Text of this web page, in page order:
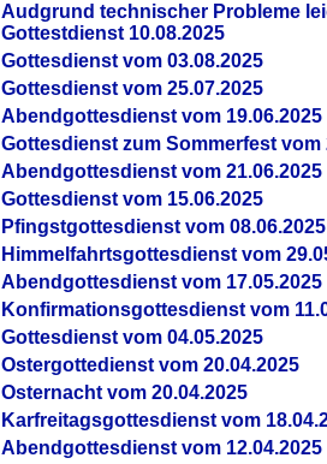
Audgrund technischer Probleme
Gottestdienst 10.08.2025
Gottesdienst vom 03.08.2025
Gottesdienst vom 25.07.2025
Abendgottesdienst vom 19.06.2025
Gottesdienst zum Sommerfest vom
Abendgottesdienst vom 21.06.2025
Gottesdienst vom 15.06.2025
Pfingstgottesdienst vom 08.06.2025
Himmelfahrtsgottesdienst vom
Abendgottesdienst vom 17.05.2025
Konfirmationsgottesdienst vom
Gottesdienst vom 04.05.2025
Ostergottedienst vom 20.04.2025
Osternacht vom 20.04.2025
Karfreitagsgottesdienst vom
Abendgottesdienst vom 12.04.2025